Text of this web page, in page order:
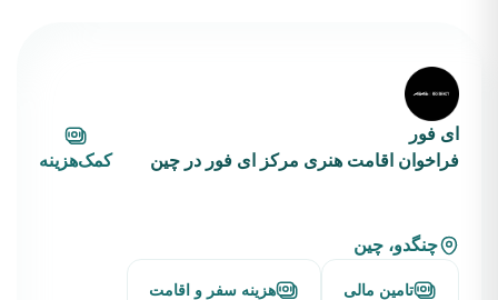
ای فور
فراخوان اقامت هنری مرکز ای فور در چین
کمک‌هزینه
چنگدو، چین
تامین مالی هزینه سفر و اقامت